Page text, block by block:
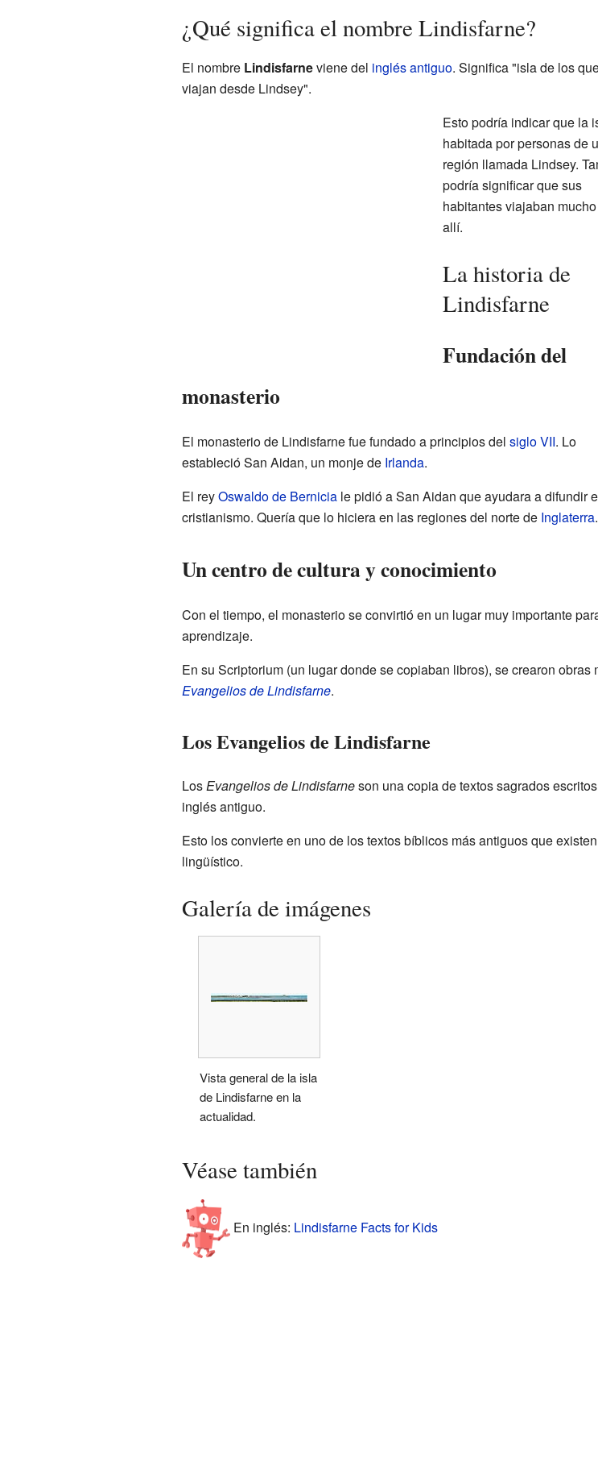
¿Qué significa el nombre Lindisfarne?
El nombre Lindisfarneviene del inglés antiguo. Significa "isla de los
viajan desde Lindsey".
Esto podría indicar que la
habitada por personas de
región llamada Lindsey.
podría significar que sus
habitantes viajaban
allí.
La historia de
Lindisfarne
Fundación del
monasterio
El monasterio de Lindisfarne fue fundado a principios del siglo VII. Lo
estableció San Aidan, un monje de Irlanda.
El reyOswaldo de Berniciale pidió a San Aidan que ayudara a difundir
cristianismo. Quería que lo hiciera en las regiones del norte de Inglaterra.
Un centro de cultura y conocimiento
Con el tiempo, el monasterio se convirtió en un lugar muy importante
aprendizaje.
En su Scriptorium (un lugar donde se copiaban libros), se crearon
Evangelios de Lindisfarne.
Los Evangelios de Lindisfarne
LosEvangelios de Lindisfarneson una copia de textos sagrados
inglés antiguo.
Esto los convierte en uno de los textos bíblicos más antiguos que
lingüístico.
Galería de imágenes
Vista general de la isla
de Lindisfarne en la
actualidad.
Véase también
En inglés: Lindisfarne Facts for Kids